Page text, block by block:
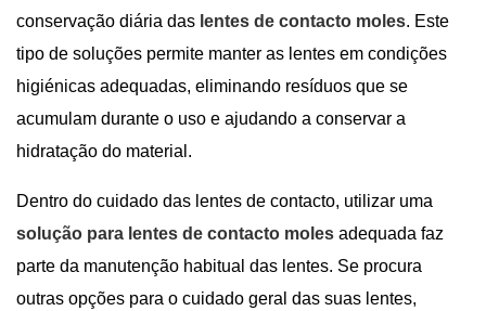
conservação diária das lentes de contacto moles. Este
tipo de soluções permite manter as lentes em condições
higiénicas adequadas, eliminando resíduos que se
acumulam durante o uso e ajudando a conservar a
hidratação do material.
Dentro do cuidado das lentes de contacto, utilizar uma
solução para lentes de contacto moles adequada faz
parte da manutenção habitual das lentes. Se procura
outras opções para o cuidado geral das suas lentes,